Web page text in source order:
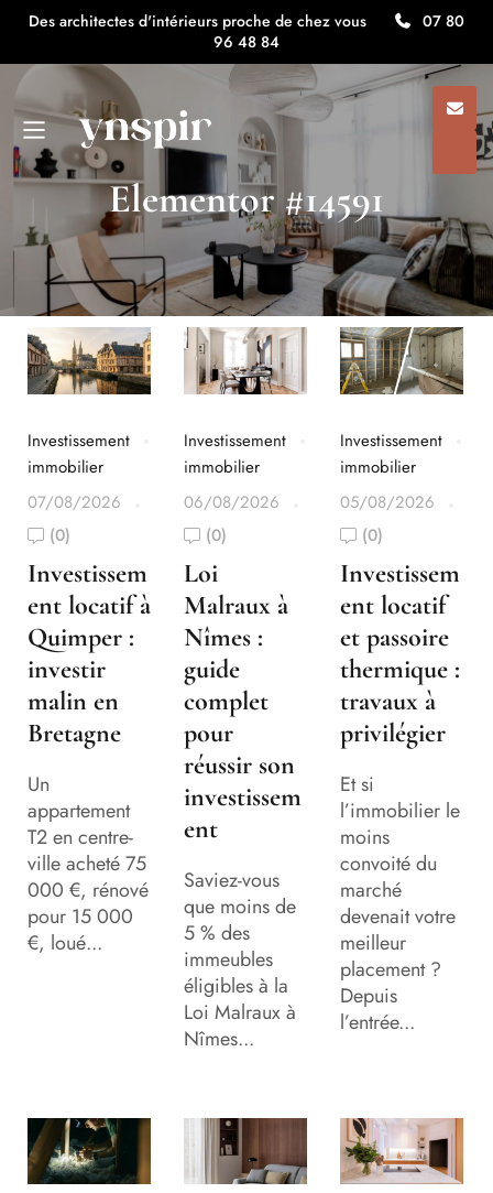
Des architectes d'intérieurs proche de chez vous
07 80
96 48 84
Elementor #14591
Investissement
immobilier
07/08/2026
(0)
Investissem
ent locatif à
Quimper :
investir
malin en
Bretagne
Un
appartement
T2 en centre-
ville acheté 75
000 €, rénové
pour 15 000
€, loué...
Investissement
immobilier
06/08/2026
(0)
Loi
Malraux à
Nîmes :
guide
complet
pour
réussir son
investissem
ent
Saviez-vous
que moins de
5 % des
immeubles
éligibles à la
Loi Malraux à
Nîmes...
Investissement
immobilier
05/08/2026
(0)
Investissem
ent locatif
et passoire
thermique :
travaux à
privilégier
Et si
l’immobilier le
moins
convoité du
marché
devenait votre
meilleur
placement ?
Depuis
l’entrée...